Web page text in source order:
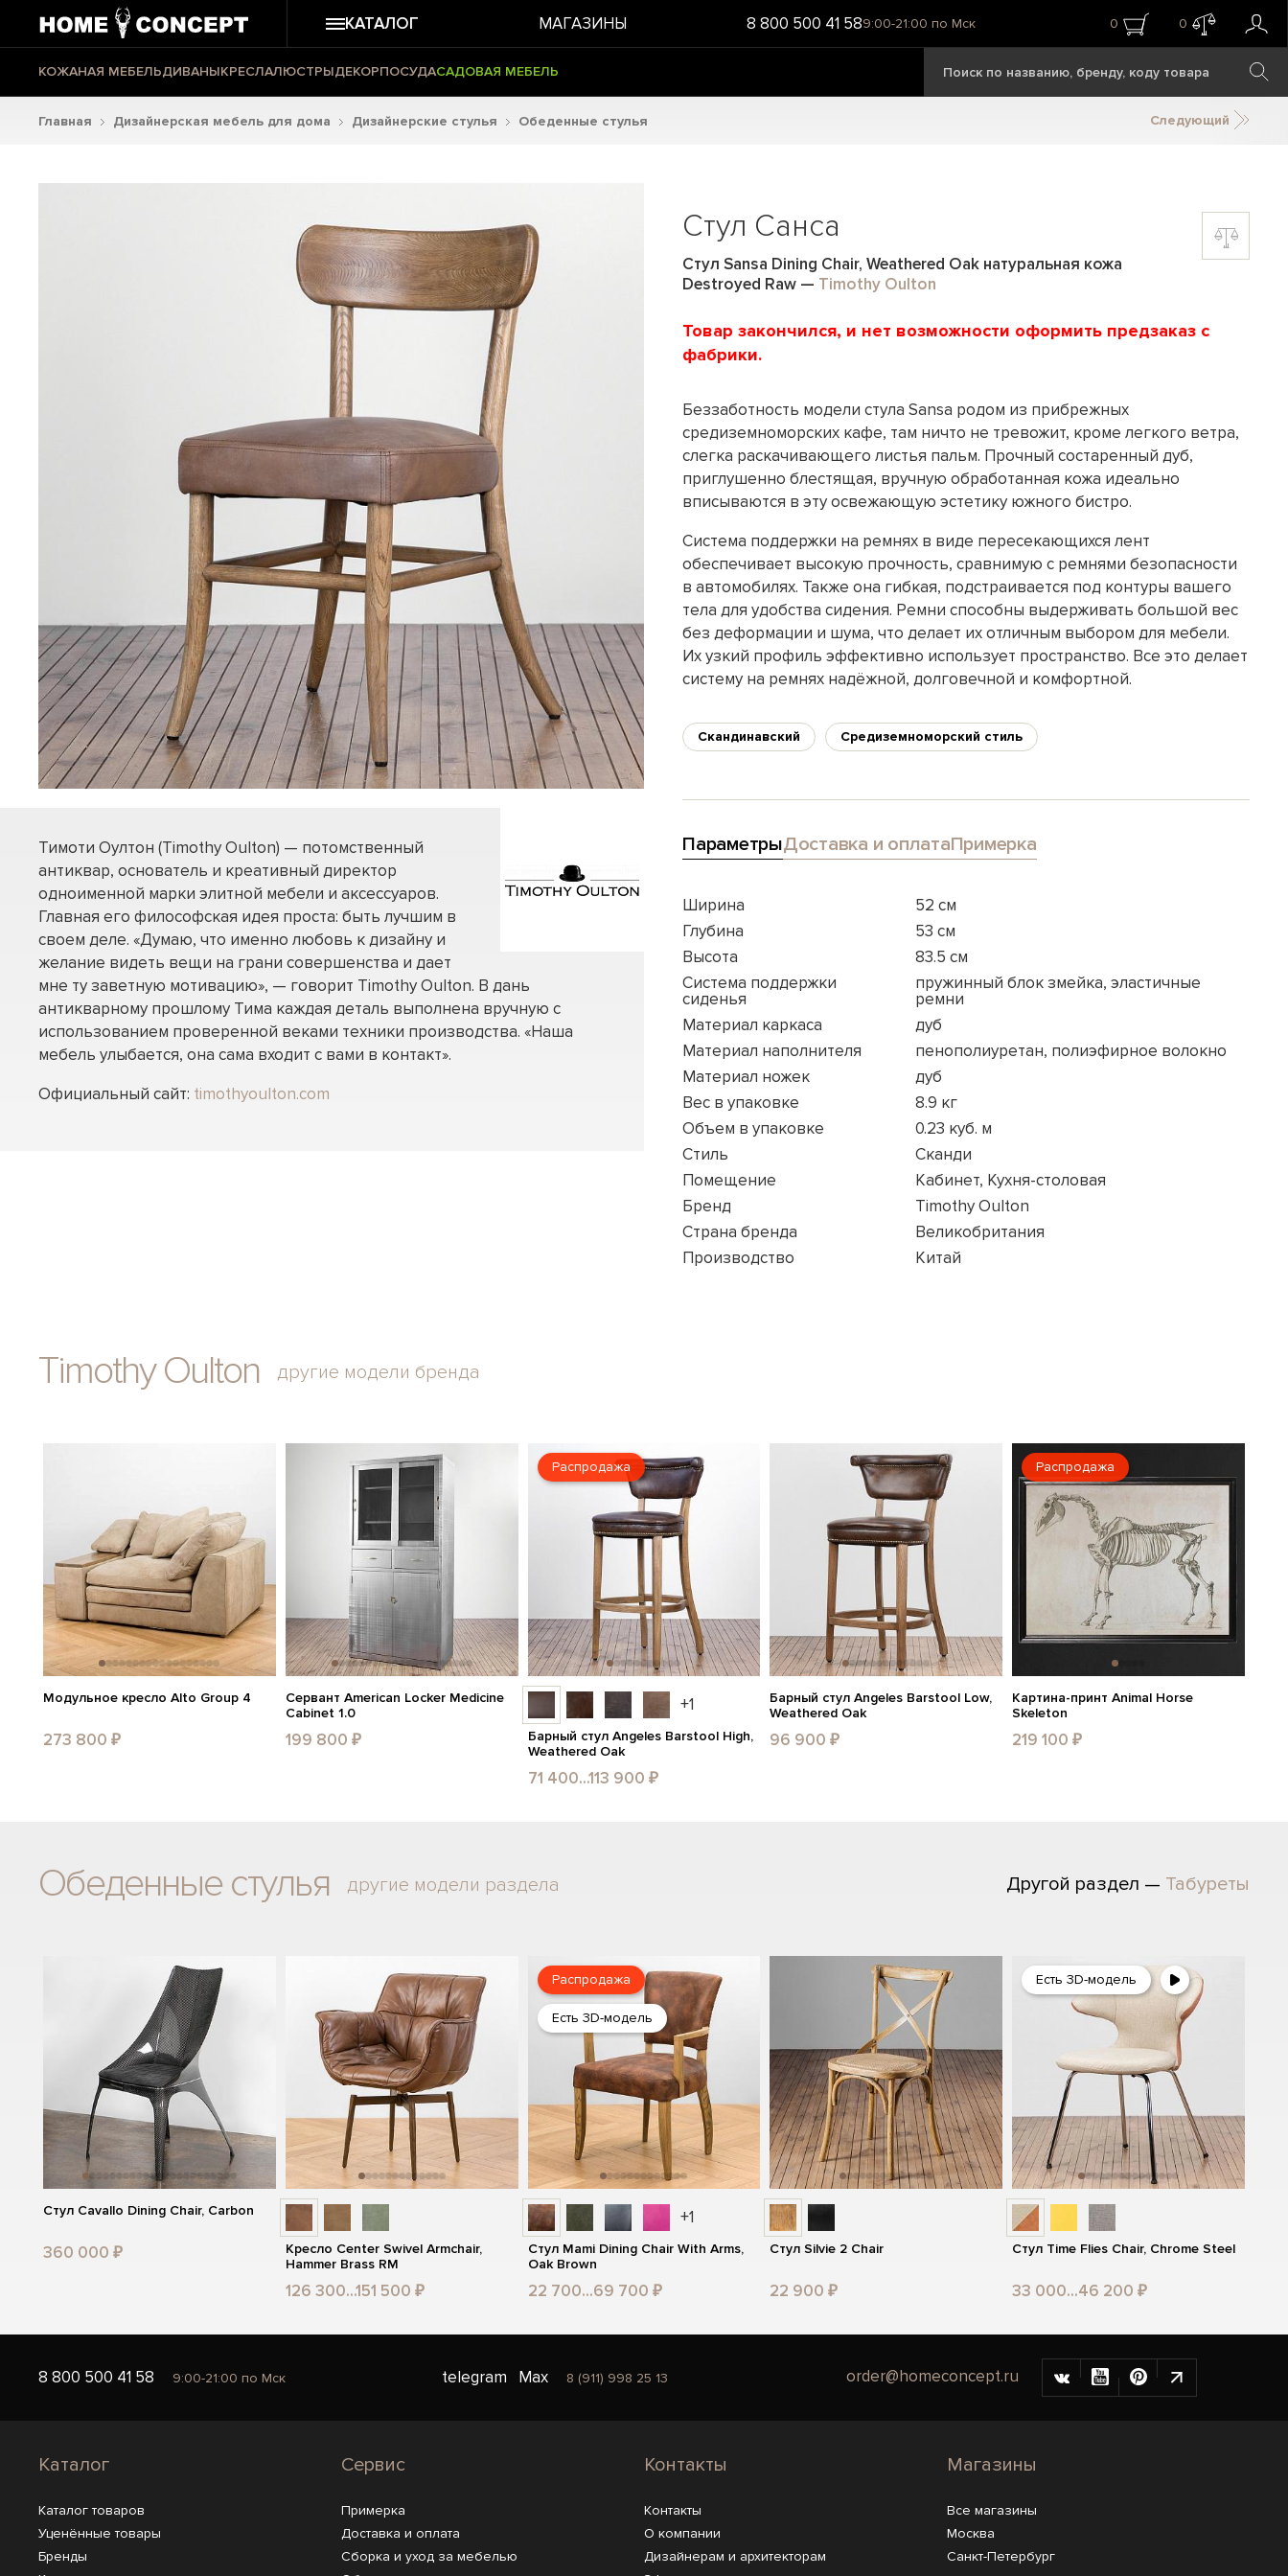
КАТАЛОГ МАГАЗИНЫ 8 800 500 41 589:00-21:00 по Мск 0 0
КОЖАНАЯ МЕБЕЛЬДИВАНЫКРЕСЛАЛЮСТРЫДЕКОРПОСУДАСАДОВАЯ МЕБЕЛЬ
Главная Дизайнерская мебель для дома Дизайнерские стулья Обеденные стулья Следующий
Тимоти Оултон (Timothy Oulton) — потомственный
антиквар, основатель и креативный директор
одноименной марки элитной мебели и аксессуаров.
Главная его философская идея проста: быть лучшим в
своем деле. «Думаю, что именно любовь к дизайну и
желание видеть вещи на грани совершенства и дает
мне ту заветную мотивацию», — говорит Timothy Oulton. В дань
антикварному прошлому Тима каждая деталь выполнена вручную с
использованием проверенной веками техники производства. «Наша
мебель улыбается, она сама входит с вами в контакт».
Официальный сайт: timothyoulton.com
Стул Санса
Стул Sansa Dining Chair, Weathered Oak натуральная кожа
Destroyed Raw — Timothy Oulton
Товар закончился, и нет возможности оформить предзаказ с
фабрики.
Беззаботность модели стула Sansa родом из прибрежных
средиземноморских кафе, там ничто не тревожит, кроме легкого ветра,
слегка раскачивающего листья пальм. Прочный состаренный дуб,
приглушенно блестящая, вручную обработанная кожа идеально
вписываются в эту освежающую эстетику южного бистро.
Система поддержки на ремнях в виде пересекающихся лент
обеспечивает высокую прочность, сравнимую с ремнями безопасности
в автомобилях. Также она гибкая, подстраивается под контуры вашего
тела для удобства сидения. Ремни способны выдерживать большой вес
без деформации и шума, что делает их отличным выбором для мебели.
Их узкий профиль эффективно использует пространство. Все это делает
систему на ремнях надёжной, долговечной и комфортной.
Скандинавский Средиземноморский стиль
ПараметрыДоставка и оплатаПримерка
Ширина
52 см
Глубина
53 см
Высота
83.5 см
Система поддержки
сиденья
пружинный блок змейка, эластичные
ремни
Материал каркаса
дуб
Материал наполнителя
пенополиуретан, полиэфирное волокно
Материал ножек
дуб
Вес в упаковке
8.9 кг
Объем в упаковке
0.23 куб. м
Стиль
Сканди
Помещение
Кабинет, Кухня-столовая
Бренд
Timothy Oulton
Страна бренда
Великобритания
Производство
Китай
Timothy Oulton другие модели бренда
Модульное кресло Alto Group 4
273 800 ₽
Сервант American Locker Medicine
Cabinet 1.0
199 800 ₽
Распродажа
+1
Барный стул Angeles Barstool High,
Weathered Oak
71 400...113 900 ₽
Барный стул Angeles Barstool Low,
Weathered Oak
96 900 ₽
Распродажа
Картина-принт Animal Horse
Skeleton
219 100 ₽
Обеденные стулья другие модели раздела Другой раздел — Табуреты
Стул Cavallo Dining Chair, Carbon
360 000 ₽
Кресло Center Swivel Armchair,
Hammer Brass RM
126 300...151 500 ₽
Распродажа
Есть 3D-модель
+1
Стул Mami Dining Chair With Arms,
Oak Brown
22 700...69 700 ₽
Стул Silvie 2 Chair
22 900 ₽
Есть 3D-модель
Стул Time Flies Chair, Chrome Steel
33 000...46 200 ₽
8 800 500 41 58 9:00-21:00 по Мск telegram Max 8 (911) 998 25 13 order@homeconcept.ru
Каталог
Каталог товаров
Уценённые товары
Бренды
Сервис
Примерка
Доставка и оплата
Сборка и уход за мебелью
Контакты
Контакты
О компании
Дизайнерам и архитекторам
Магазины
Все магазины
Москва
Санкт-Петербург